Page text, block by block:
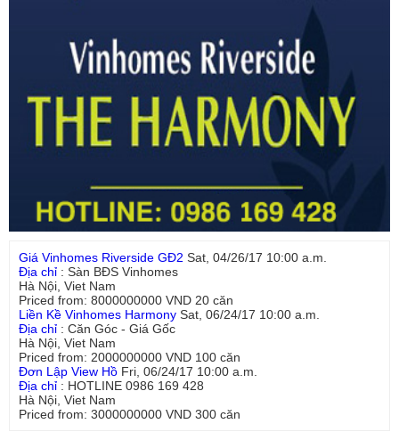
Giá Vinhomes Riverside GĐ2 Sat, 04/26/17 10:00 a.m.
Địa chỉ : Sàn BĐS Vinhomes
Hà Nội Viet Nam
Priced from: 8000000000 VND 20 căn
Liền Kề Vinhomes Harmony Sat, 06/24/17 10:00 a.m.
Địa chỉ : Căn Góc - Giá Gốc
Hà Nội Viet Nam
Priced from: 2000000000 VND 100 căn
Đơn Lập View Hồ Fri, 06/24/17 10:00 a.m.
Địa chỉ : HOTLINE 0986 169 428
Hà Nội Viet Nam
Priced from: 3000000000 VND 300 căn